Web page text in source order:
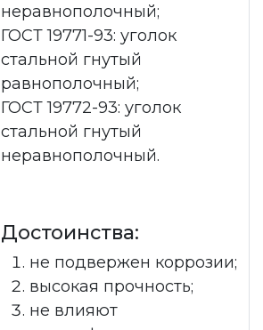
неравнополочный;
ГОСТ 19771-93: уголок
стальной гнутый
равнополочный;
ГОСТ 19772-93: уголок
стальной гнутый
неравнополочный.
Достоинства:
не подвержен коррозии;
высокая прочность;
не влияют